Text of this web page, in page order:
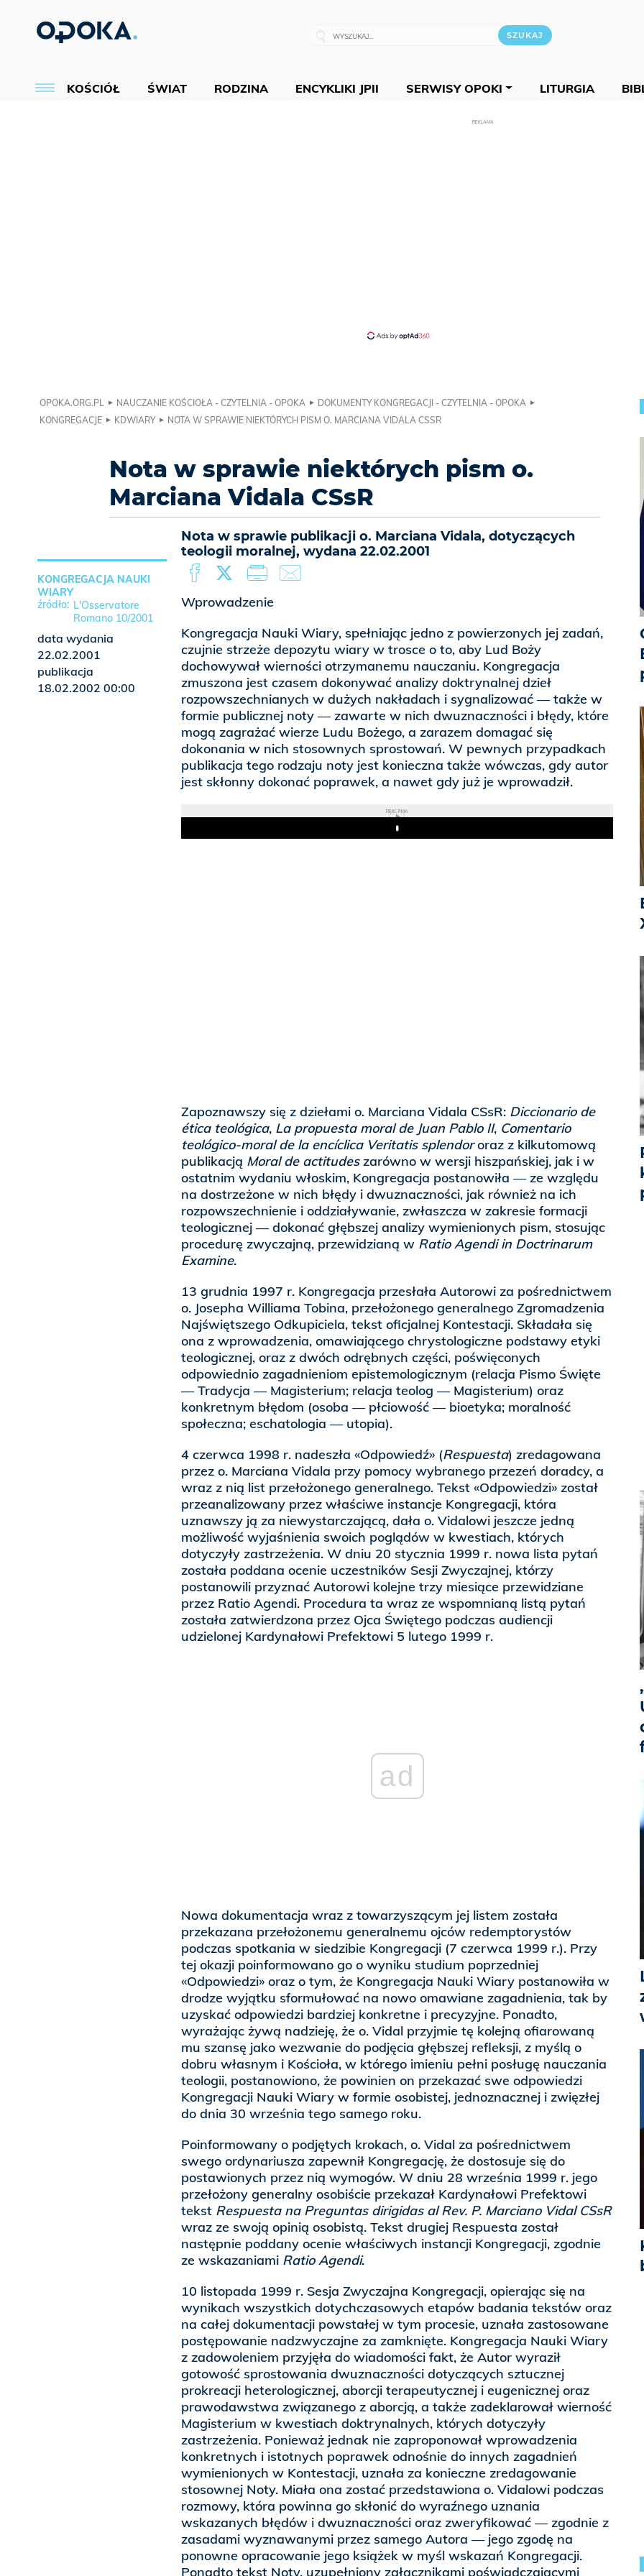
KOŚCIÓŁ ŚWIAT RODZINA ENCYKLIKI JPII SERWISY OPOKI LITURGIA
REKLAMA
OPOKA.ORG.PL NAUCZANIE KOŚCIOŁA - CZYTELNIA - OPOKA
DOKUMENTY KONGREGACJI - CZYTELNIA - OPOKA
KONGREGACJE
KDWIARY NOTA W SPRAWIE NIEKTÓRYCH PISM O. MARCIANA VIDALA CSSR
Nota w sprawie niektórych pism o.
Marciana Vidala CSsR
Nota w sprawie publikacji o. Marciana Vidala, dotyczących
teologii moralnej, wydana 22.02.2001
Wprowadzenie
Kongregacja Nauki Wiary, spełniając jedno z powierzonych jej zadań,
czujnie strzeże depozytu wiary w trosce o to, aby Lud Boży
dochowywał wierności otrzymanemu nauczaniu. Kongregacja
zmuszona jest czasem dokonywać analizy doktrynalnej dzieł
rozpowszechnianych w dużych nakładach i sygnalizować — także w
formie publicznej noty — zawarte w nich dwuznaczności i błędy, które
mogą zagrażać wierze Ludu Bożego, a zarazem domagać się
dokonania w nich stosownych sprostowań. W pewnych przypadkach
publikacja tego rodzaju noty jest konieczna także wówczas, gdy autor
jest skłonny dokonać poprawek, a nawet gdy już je wprowadził.
REKLAMA
Play
Zapoznawszy się z dziełami o. Marciana Vidala CSsR: Diccionario de
ética teológica, La propuesta moral de Juan Pablo II, Comentario
teológico-moral de la encíclica Veritatis splendororaz z kilkutomową
publikacją Moral de actitudeszarówno w wersji hiszpańskiej, jak i w
ostatnim wydaniu włoskim, Kongregacja postanowiła — ze względu
na dostrzeżone w nich błędy i dwuznaczności, jak również na ich
rozpowszechnienie i oddziaływanie, zwłaszcza w zakresie formacji
teologicznej — dokonać głębszej analizy wymienionych pism, stosując
procedurę zwyczajną, przewidzianą w Ratio Agendi in Doctrinarum
Examine.
13 grudnia 1997 r. Kongregacja przesłała Autorowi za pośrednictwem
o. Josepha Williama Tobina, przełożonego generalnego Zgromadzenia
Najświętszego Odkupiciela, tekst oficjalnej Kontestacji. Składała się
ona z wprowadzenia, omawiającego chrystologiczne podstawy etyki
teologicznej, oraz z dwóch odrębnych części, poświęconych
odpowiednio zagadnieniom epistemologicznym (relacja Pismo Święte
— Tradycja — Magisterium; relacja teolog — Magisterium) oraz
konkretnym błędom (osoba — płciowość — bioetyka; moralność
społeczna; eschatologia — utopia).
4 czerwca 1998 r. nadeszła «Odpowiedź» (Respuesta) zredagowana
przez o. Marciana Vidala przy pomocy wybranego przezeń doradcy, a
wraz z nią list przełożonego generalnego. Tekst «Odpowiedzi» został
przeanalizowany przez właściwe instancje Kongregacji, która
uznawszy ją za niewystarczającą, dała o. Vidalowi jeszcze jedną
możliwość wyjaśnienia swoich poglądów w kwestiach, których
dotyczyły zastrzeżenia. W dniu 20 stycznia 1999 r. nowa lista pytań
została poddana ocenie uczestników Sesji Zwyczajnej, którzy
postanowili przyznać Autorowi kolejne trzy miesiące przewidziane
przez Ratio Agendi. Procedura ta wraz ze wspomnianą listą pytań
została zatwierdzona przez Ojca Świętego podczas audiencji
udzielonej Kardynałowi Prefektowi 5 lutego 1999 r.
ad
Nowa dokumentacja wraz z towarzyszącym jej listem została
przekazana przełożonemu generalnemu ojców redemptorystów
podczas spotkania w siedzibie Kongregacji (7 czerwca 1999 r.). Przy
tej okazji poinformowano go o wyniku studium poprzedniej
«Odpowiedzi» oraz o tym, że Kongregacja Nauki Wiary postanowiła w
drodze wyjątku sformułować na nowo omawiane zagadnienia, tak by
uzyskać odpowiedzi bardziej konkretne i precyzyjne. Ponadto,
wyrażając żywą nadzieję, że o. Vidal przyjmie tę kolejną ofiarowaną
mu szansę jako wezwanie do podjęcia głębszej refleksji, z myślą o
dobru własnym i Kościoła, w którego imieniu pełni posługę nauczania
teologii, postanowiono, że powinien on przekazać swe odpowiedzi
Kongregacji Nauki Wiary w formie osobistej, jednoznacznej i zwięzłej
do dnia 30 września tego samego roku.
Poinformowany o podjętych krokach, o. Vidal za pośrednictwem
swego ordynariusza zapewnił Kongregację, że dostosuje się do
postawionych przez nią wymogów. W dniu 28 września 1999 r. jego
przełożony generalny osobiście przekazał Kardynałowi Prefektowi
tekst Respuesta na Preguntas dirigidas al Rev. P. Marciano Vidal CSsR
wraz ze swoją opinią osobistą. Tekst drugiej Respuesta został
następnie poddany ocenie właściwych instancji Kongregacji, zgodnie
ze wskazaniami Ratio Agendi.
10 listopada 1999 r. Sesja Zwyczajna Kongregacji, opierając się na
wynikach wszystkich dotychczasowych etapów badania tekstów oraz
na całej dokumentacji powstałej w tym procesie, uznała zastosowane
postępowanie nadzwyczajne za zamknięte. Kongregacja Nauki Wiary
z zadowoleniem przyjęła do wiadomości fakt, że Autor wyraził
gotowość sprostowania dwuznaczności dotyczących sztucznej
prokreacji heterologicznej, aborcji terapeutycznej i eugenicznej oraz
prawodawstwa związanego z aborcją, a także zadeklarował wierność
Magisterium w kwestiach doktrynalnych, których dotyczyły
zastrzeżenia. Ponieważ jednak nie zaproponował wprowadzenia
konkretnych i istotnych poprawek odnośnie do innych zagadnień
wymienionych w Kontestacji, uznała za konieczne zredagowanie
stosownej Noty. Miała ona zostać przedstawiona o. Vidalowi podczas
rozmowy, która powinna go skłonić do wyraźnego uznania
wskazanych błędów i dwuznaczności oraz zweryfikować — zgodnie z
zasadami wyznawanymi przez samego Autora — jego zgodę na
ponowne opracowanie jego książek w myśl wskazań Kongregacji.
Ponadto tekst Noty, uzupełniony załącznikami poświadczającymi
KONGREGACJA NAUKI
WIARY
L'Osservatore
Romano 10/2001
data wydania
22.02.2001
publikacja
18.02.2002 00:00